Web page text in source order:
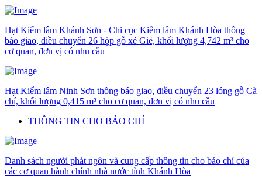
Hạt Kiểm lâm Khánh Sơn - Chi cục Kiểm lâm Khánh Hòa thông
báo giao, điều chuyển 26 hộp gỗ xẻ Giẻ, khối lượng 4,742 m³ cho
cơ quan, đơn vị có nhu cầu
Hạt Kiểm lâm Ninh Sơn thông báo giao, điều chuyển 23 lóng gỗ Cà
chí, khối lượng 0,415 m³ cho cơ quan, đơn vị có nhu cầu
THÔNG TIN CHO BÁO CHÍ
Danh sách người phát ngôn và cung cấp thông tin cho báo chí của
các cơ quan hành chính nhà nước tỉnh Khánh Hòa